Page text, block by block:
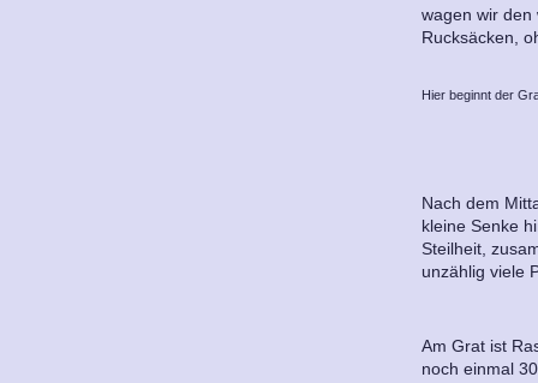
wagen wir den
Rucksäcken,
Hier beginnt der
Nach dem
kleine Senke
Steilheit,
unzählig viele
Am Grat ist
noch einmal